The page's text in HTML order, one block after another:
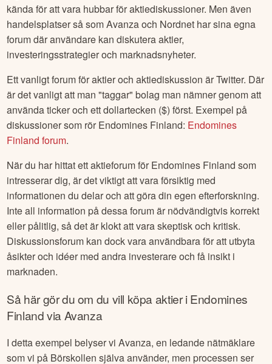
kända för att vara hubbar för aktiediskussioner. Men även
handelsplatser så som Avanza och Nordnet har sina egna
forum där användare kan diskutera aktier,
investeringsstrategier och marknadsnyheter.
Ett vanligt forum för aktier och aktiediskussion är Twitter. Där
är det vanligt att man "taggar" bolag man nämner genom att
använda ticker och ett dollartecken ($) först. Exempel på
diskussioner som rör Endomines Finland: Endomines
Finland forum.
När du har hittat ett aktieforum för Endomines Finland som
intresserar dig, är det viktigt att vara försiktig med
informationen du delar och att göra din egen efterforskning.
Inte all information på dessa forum är nödvändigtvis korrekt
eller pålitlig, så det är klokt att vara skeptisk och kritisk.
Diskussionsforum kan dock vara användbara för att utbyta
åsikter och idéer med andra investerare och få insikt i
marknaden.
Så här gör du om du vill köpa aktier iEndomines
Finlandvia Avanza
I detta exempel belyser vi Avanza, en ledande nätmäklare
som vi på Börskollen själva använder, men processen ser